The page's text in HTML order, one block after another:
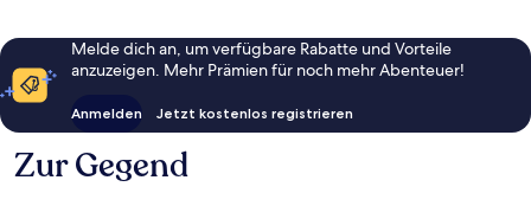
Melde dich an, um verfügbare Rabatte und Vorteile
anzuzeigen. Mehr Prämien für noch mehr Abenteuer!
Anmelden Jetzt kostenlos registrieren
Zur Gegend